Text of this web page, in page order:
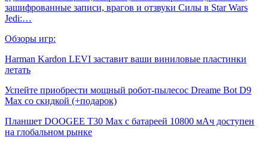
зашифрованные записи, врагов и отзвуки Силы в Star Wars
Jedi:…
Обзоры игр:
Harman Kardon LEVI заставит ваши виниловые пластинки
летать
Успейте приобрести мощный робот-пылесос Dreame Bot D9
Max со скидкой (+подарок)
Планшет DOOGEE T30 Max с батареей 10800 мАч доступен
на глобальном рынке